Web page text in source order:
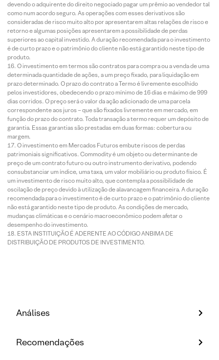
devendo o adquirente do direito negociado pagar um prêmio ao vendedor tal
como num acordo seguro. As operações com esses derivativos são
consideradas de risco muito alto por apresentarem altas relações de risco e
retorno e algumas posições apresentarem a possibilidade de perdas
superiores ao capital investido. A duração recomendada para o investimento
é de curto prazo e o patrimônio do cliente não está garantido neste tipo de
produto.
O investimento em termos são contratos para compra ou a venda de uma
determinada quantidade de ações, a um preço fixado, para liquidação em
prazo determinado. O prazo do contrato a Termo é livremente escolhido
pelos investidores, obedecendo o prazo mínimo de 16 dias e máximo de 999
dias corridos. O preço será o valor da ação adicionado de uma parcela
correspondente aos juros – que são fixados livremente em mercado, em
função do prazo do contrato. Toda transação a termo requer um depósito de
garantia. Essas garantias são prestadas em duas formas: cobertura ou
margem.
O investimento em Mercados Futuros embute riscos de perdas
patrimoniais significativos. Commodity é um objeto ou determinante de
preço de um contrato futuro ou outro instrumento derivativo, podendo
consubstanciar um índice, uma taxa, um valor mobiliário ou produto físico. É
um investimento de risco muito alto, que contempla a possibilidade de
oscilação de preço devido à utilização de alavancagem financeira. A duração
recomendada para o investimento é de curto prazo e o patrimônio do cliente
não está garantido neste tipo de produto. As condições de mercado,
mudanças climáticas e o cenário macroeconômico podem afetar o
desempenho do investimento.
ESTA INSTITUIÇÃO É ADERENTE AO CÓDIGO ANBIMA DE
DISTRIBUIÇÃO DE PRODUTOS DE INVESTIMENTO.
Análises
Recomendações